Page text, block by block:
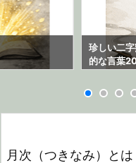
珍しい二
的な言葉
月次（つきなみ）と